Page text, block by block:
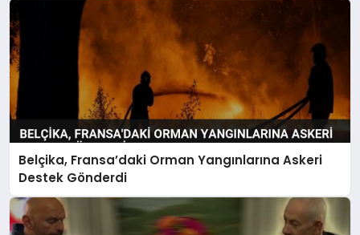
Belçika, Fransa’daki Orman Yangınlarına Askeri
Destek Gönderdi